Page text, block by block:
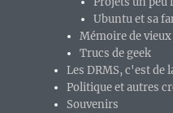
Ubuntu et sa
Mémoire de vieux
Trucs de geek
Les DRMS, c'est
Politique et autres
Souvenirs